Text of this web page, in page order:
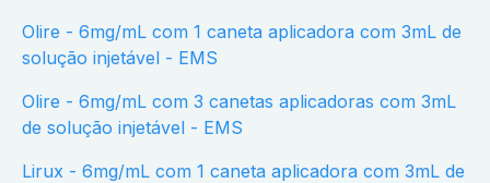
Olire - 6mg/mL com 1 caneta aplicadora com 3mL de
solução injetável - EMS
Olire - 6mg/mL com 3 canetas aplicadoras com 3mL
de solução injetável - EMS
Lirux - 6mg/mL com 1 caneta aplicadora com 3mL de